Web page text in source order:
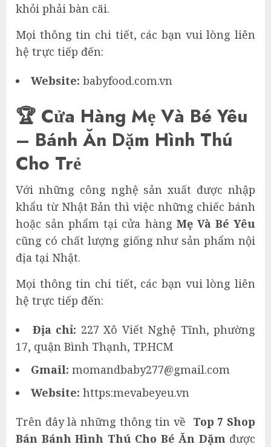
khỏi phải bàn cãi.
Mọi thông tin chi tiết, các bạn vui lòng liên
hệ trực tiếp đến:
Website: babyfood.com.vn
🏆 Cửa Hàng Mẹ Và Bé Yêu
– Bánh Ăn Dặm Hình Thú
Cho Trẻ
Với những công nghệ sản xuất được nhập
khẩu từ Nhật Bản thì việc những chiếc bánh
hoặc sản phẩm tại cửa hàng Mẹ Và Bé Yêu
cũng có chất lượng giống như sản phẩm nội
địa tại Nhật.
Mọi thông tin chi tiết, các bạn vui lòng liên
hệ trực tiếp đến:
Địa chỉ: 227 Xô Viết Nghệ Tĩnh, phường
17, quận Bình Thạnh, TP.HCM
Gmail: momandbaby277@gmail.com
Website: https:mevabeyeu.vn
Trên đây là những thông tin về Top 7 Shop
Bán Bánh Hình Thú Cho Bé Ăn Dặm được